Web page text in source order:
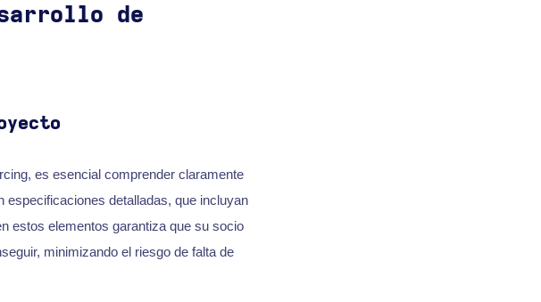
de
es esencial comprender claramente
detalladas, que incluyan
estos elementos garantiza que su socio
minimizando el riesgo de falta de